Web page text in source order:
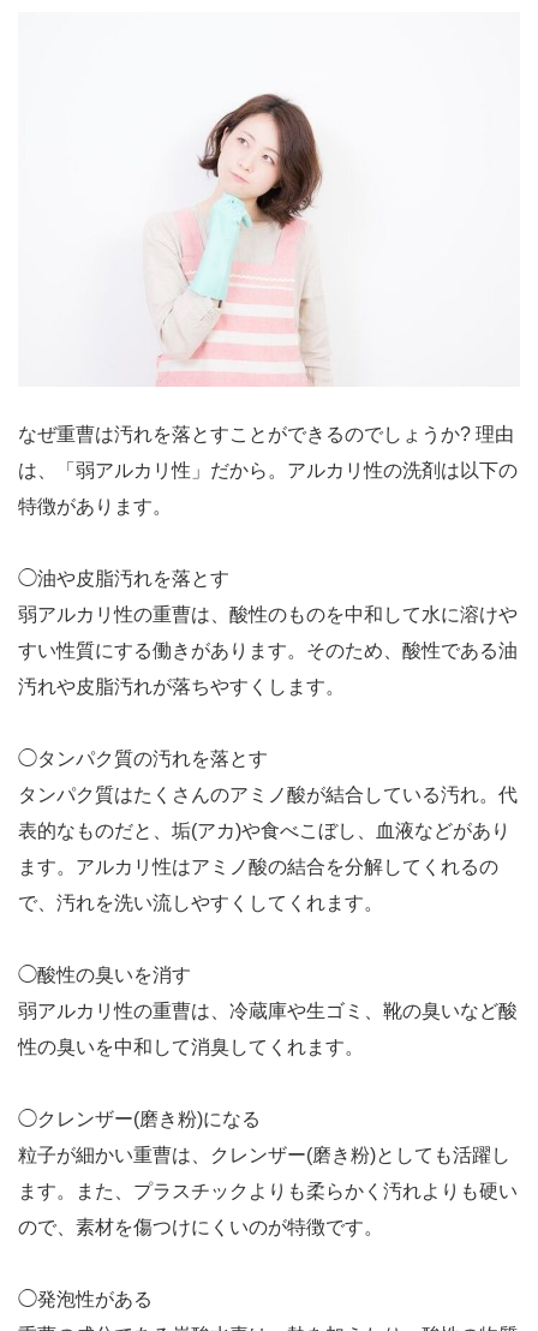
なぜ重曹は汚れを落とすことができるのでしょうか? 理由
は、「弱アルカリ性」だから。アルカリ性の洗剤は以下の
特徴があります。
◯油や皮脂汚れを落とす
弱アルカリ性の重曹は、酸性のものを中和して水に溶けや
すい性質にする働きがあります。そのため、酸性である油
汚れや皮脂汚れが落ちやすくします。
◯タンパク質の汚れを落とす
タンパク質はたくさんのアミノ酸が結合している汚れ。代
表的なものだと、垢(アカ)や食べこぼし、血液などがあり
ます。アルカリ性はアミノ酸の結合を分解してくれるの
で、汚れを洗い流しやすくしてくれます。
◯酸性の臭いを消す
弱アルカリ性の重曹は、冷蔵庫や生ゴミ、靴の臭いなど酸
性の臭いを中和して消臭してくれます。
◯クレンザー(磨き粉)になる
粒子が細かい重曹は、クレンザー(磨き粉)としても活躍し
ます。また、プラスチックよりも柔らかく汚れよりも硬い
ので、素材を傷つけにくいのが特徴です。
◯発泡性がある